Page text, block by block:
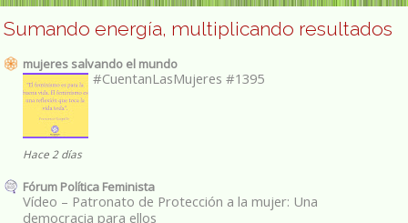
Sumando energía, multiplicando resultados
mujeres salvando el mundo
#CuentanLasMujeres #1395
Hace 2 días
Fórum Política Feminista
Vídeo – Patronato de Protección a la mujer: Una
democracia para ellos